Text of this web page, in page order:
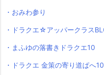
・おみわ参り
・ドラクエ☆アッパークラス
・まふゆの落書きドラクエ10
・ドラクエ 金策の寄り道ぱへ10